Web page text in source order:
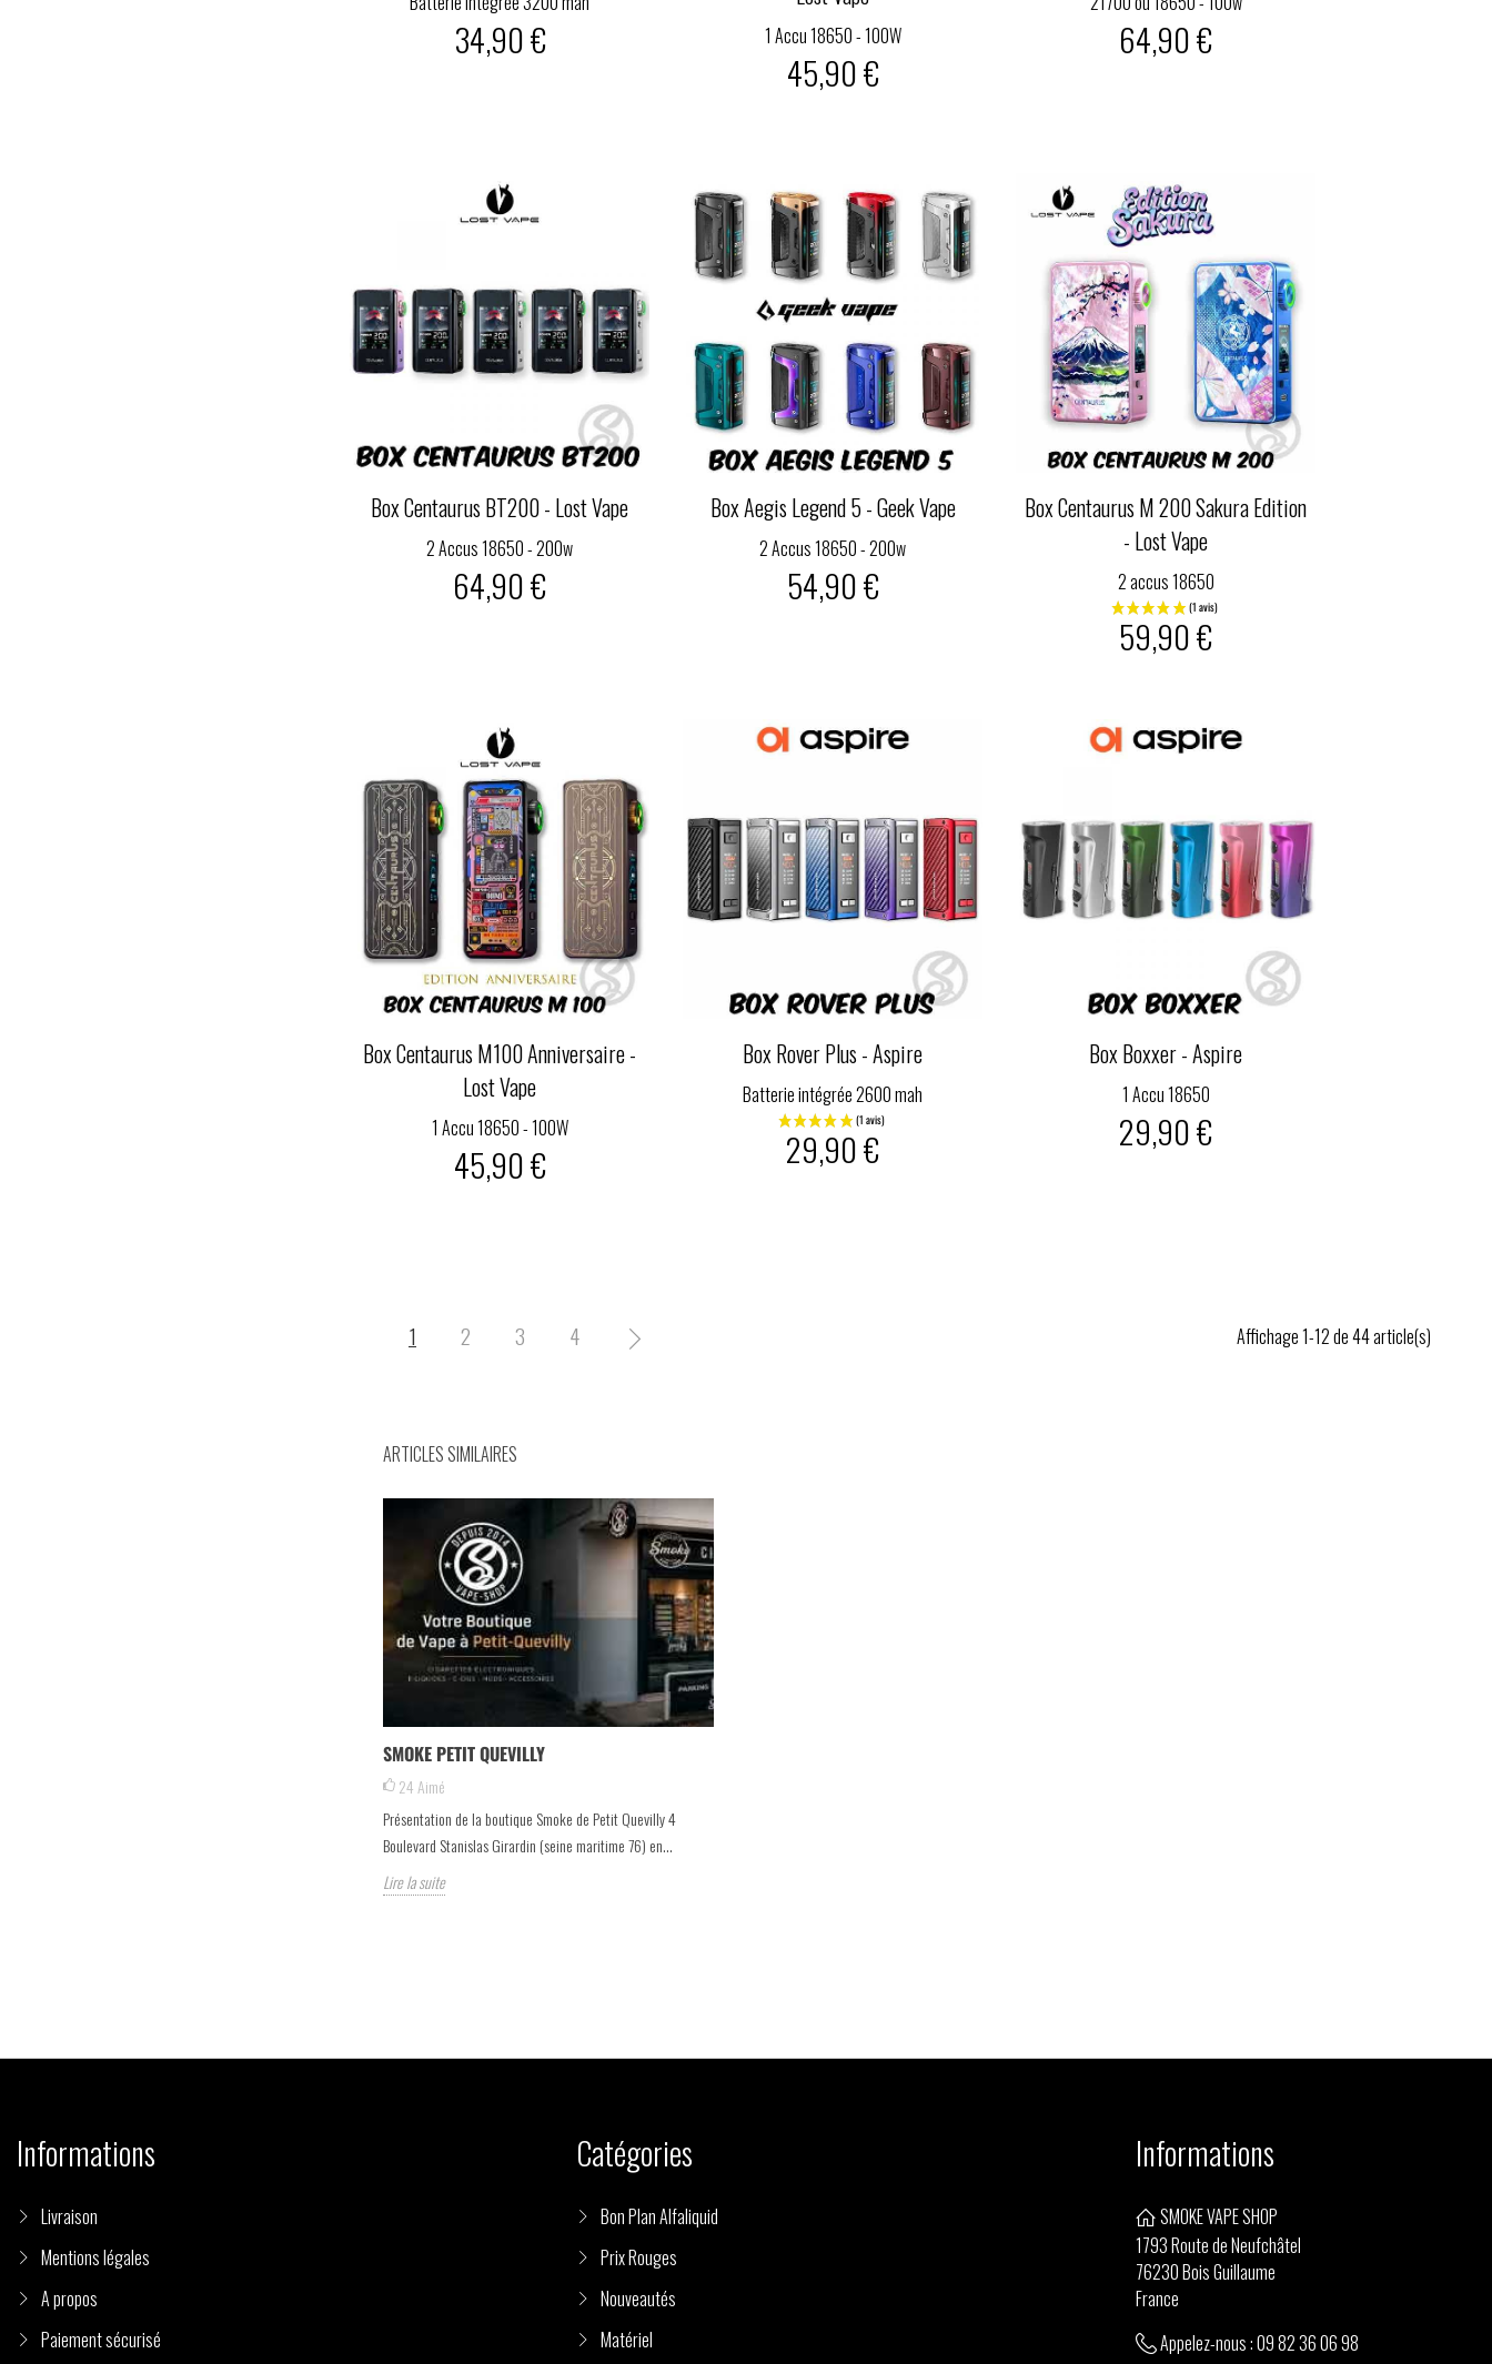
34,90 € 1 Accu 18650 - 100W
45,90 €
64,90 €
Box Centaurus BT200 - Lost Vape
2 Accus 18650 - 200w
64,90 €
Box Aegis Legend 5 - Geek Vape
2 Accus 18650 - 200w
54,90 €
Box Centaurus M 200 Sakura Edition
- Lost Vape
2 accus 18650
59,90 €
Box Centaurus M100 Anniversaire -
Lost Vape
1 Accu 18650 - 100W
45,90 €
Box Rover Plus - Aspire
Batterie intégrée 2600 mah
29,90 €
Box Boxxer - Aspire
1 Accu 18650
29,90 €
Affichage 1-12 de 44 article(s)
1 2 3 4 
ARTICLES SIMILAIRES
SMOKE PETIT QUEVILLY
24Aimé
Présentation de la boutique Smoke de Petit Quevilly 4
Boulevard Stanislas Girardin (seine maritime 76) en...
Lire la suite
Informations
Livraison
Mentions légales
A propos
Paiement sécurisé
Catégories
Bon Plan Alfaliquid
Prix Rouges
Nouveautés
Matériel
Informations
SMOKE VAPE SHOP
1793 Route de Neufchâtel
76230 Bois Guillaume
France
Appelez-nous :09 82 36 06 98